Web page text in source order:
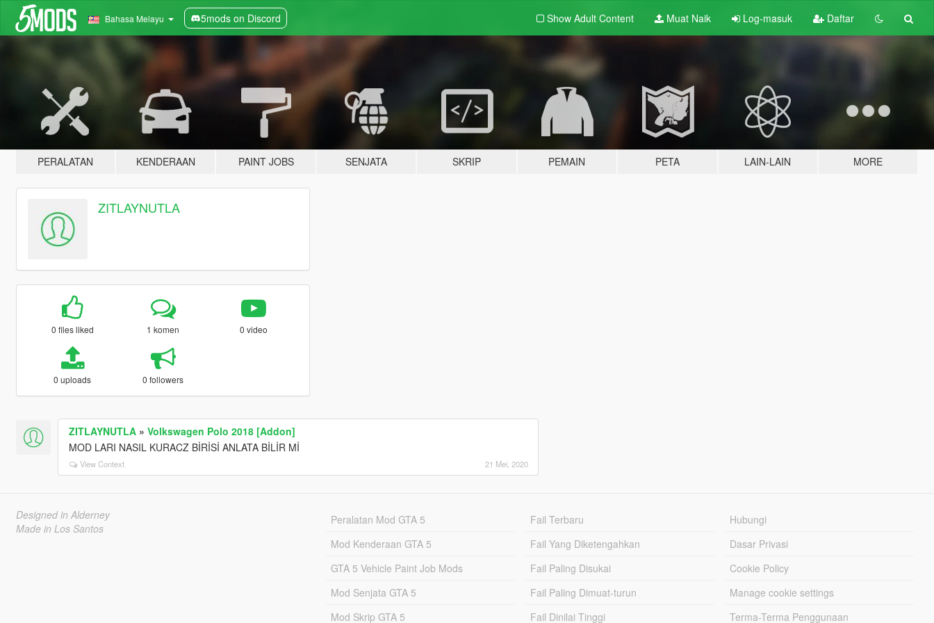
Bahasa Melayu 5mods on Discord Show Adult Content Muat Naik Log-masuk Daftar
PERALATAN KENDERAAN PAINT JOBS SENJATA SKRIP PEMAIN PETA LAIN-LAIN MORE
ZITLAYNUTLA
0 files liked 1 komen 0 video
0 uploads 0 followers
ZITLAYNUTLA» Volkswagen Polo 2018 [Addon]
MOD LARI NASIL KURACZ BİRİSİ ANLATA BİLİR Mİ
View Context 21 Mei, 2020
Designed in Alderney
Made in Los Santos
Peralatan Mod GTA 5
Mod Kenderaan GTA 5
GTA 5 Vehicle Paint Job Mods
Mod Senjata GTA 5
Mod Skrip GTA 5
Fail Terbaru
Fail Yang Diketengahkan
Fail Paling Disukai
Fail Paling Dimuat-turun
Fail Dinilai Tinggi
Hubungi
Dasar Privasi
Cookie Policy
Manage cookie settings
Terma-Terma Penggunaan